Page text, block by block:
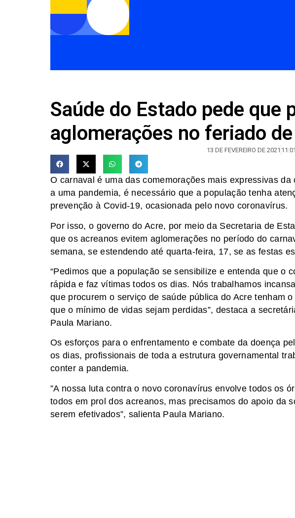
Saúde do Estado pede que
aglomerações no feriado
13 DE FEVEREIRO DE 2021 11:01
O carnaval é uma das comemorações mais expressivas
a uma pandemia, é necessário que a população tenha
prevenção à Covid-19, ocasionada pelo novo coronavírus.
Por isso, o governo do Acre, por meio da Secretaria de
que os acreanos evitem aglomerações no período do
semana, se estendendo até quarta-feira, 17, se as festas
“Pedimos que a população se sensibilize e entenda que o
rápida e faz vítimas todos os dias. Nós trabalhamos
que procurem o serviço de saúde pública do Acre tenham
que o mínimo de vidas sejam perdidas”, destaca a
Paula Mariano.
Os esforços para o enfrentamento e combate da doença
os dias, profissionais de toda a estrutura governamental
conter a pandemia.
”A nossa luta contra o novo coronavírus envolve todos os
todos em prol dos acreanos, mas precisamos do apoio da
serem efetivados”, salienta Paula Mariano.